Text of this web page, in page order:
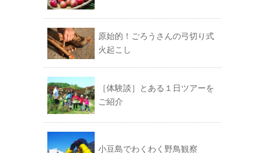
原始的！ごろうさんの弓切り式
火起こし
［体験談］とある１日ツアーを
ご紹介
小豆島でわくわく野鳥観察